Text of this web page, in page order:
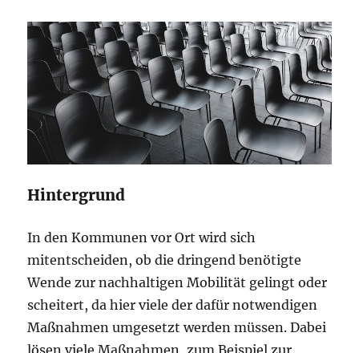
Hintergrund
In den Kommunen vor Ort wird sich
mitentscheiden, ob die dringend benötigte
Wende zur nachhaltigen Mobilität gelingt oder
scheitert, da hier viele der dafür notwendigen
Maßnahmen umgesetzt werden müssen. Dabei